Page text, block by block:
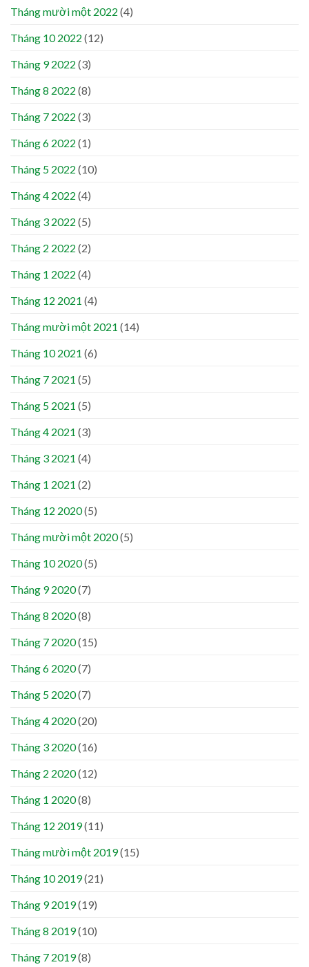
Tháng mười một 2022 (4)
Tháng 10 2022 (12)
Tháng 9 2022 (3)
Tháng 8 2022 (8)
Tháng 7 2022 (3)
Tháng 6 2022 (1)
Tháng 5 2022 (10)
Tháng 4 2022 (4)
Tháng 3 2022 (5)
Tháng 2 2022 (2)
Tháng 1 2022 (4)
Tháng 12 2021 (4)
Tháng mười một 2021 (14)
Tháng 10 2021 (6)
Tháng 7 2021 (5)
Tháng 5 2021 (5)
Tháng 4 2021 (3)
Tháng 3 2021 (4)
Tháng 1 2021 (2)
Tháng 12 2020(5)
Tháng mười một 2020(5)
Tháng 10 2020(5)
Tháng 9 2020(7)
Tháng 8 2020(8)
Tháng 7 2020(15)
Tháng 6 2020(7)
Tháng 5 2020(7)
Tháng 4 2020(20)
Tháng 3 2020(16)
Tháng 2 2020(12)
Tháng 1 2020(8)
Tháng 12 2019(11)
Tháng mười một 2019(15)
Tháng 10 2019(21)
Tháng 9 2019(19)
Tháng 8 2019(10)
Tháng 7 2019(8)